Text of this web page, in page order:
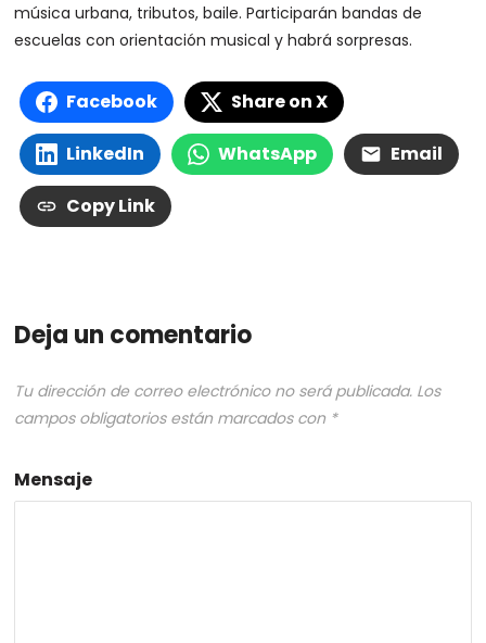
música urbana, tributos, baile. Participarán bandas de
escuelas con orientación musical y habrá sorpresas.
Facebook Share on X
LinkedIn WhatsApp Email
Copy Link
Deja un comentario
Tu dirección de correo electrónico no será publicada. Los
campos obligatorios están marcados con *
Mensaje